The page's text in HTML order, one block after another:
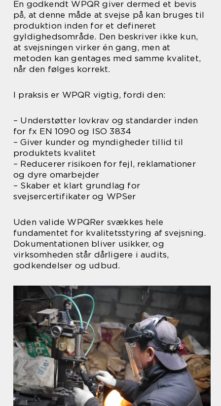
En godkendt WPQR giver dermed et bevis
på, at denne måde at svejse på kan bruges til
produktion inden for et defineret
gyldighedsområde. Den beskriver ikke kun,
at svejsningen virker én gang, men at
metoden kan gentages med samme kvalitet,
når den følges korrekt.
I praksis er WPQR vigtig, fordi den:
– Understøtter lovkrav og standarder inden
for fx EN 1090 og ISO 3834
– Giver kunder og myndigheder tillid til
produktets kvalitet
– Reducerer risikoen for fejl, reklamationer
og dyre omarbejder
– Skaber et klart grundlag for
svejsercertifikater og WPSer
Uden valide WPQRer svækkes hele
fundamentet for kvalitetsstyring af svejsning.
Dokumentationen bliver usikker, og
virksomheden står dårligere i audits,
godkendelser og udbud.